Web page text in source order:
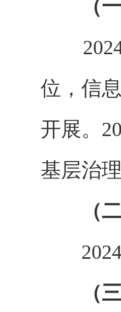
（一
2024
位，信
开展。
基层治
（
2024
（三